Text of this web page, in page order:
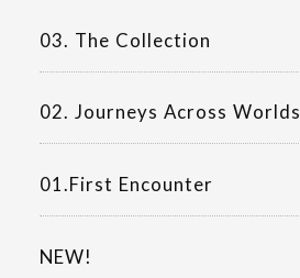
03. The Collection
02. Journeys Across Worlds
01.First Encounter
NEW!